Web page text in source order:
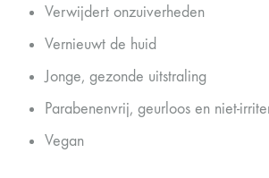
Verwijdert onzuiverheden
Vernieuwt de huid
Jonge, gezonde uitstraling
Parabenenvrij, geurloos en niet-
Vegan